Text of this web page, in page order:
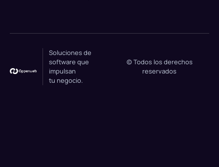
Soluciones de
software que
impulsan
tu negocio.
© Todos los derechos
reservados